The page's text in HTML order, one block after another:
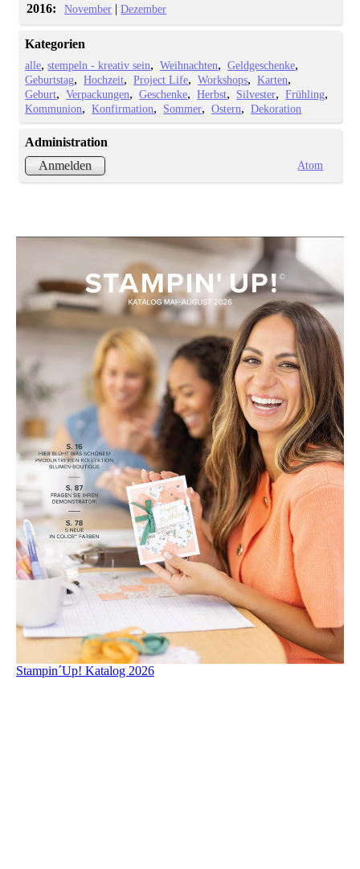
2016: November |Dezember
Kategorien
alle stempeln - kreativ sein Weihnachten
Geldgeschenke
Geburtstag
Hochzeit Project Life Workshops
Karten
Geburt
Verpackungen Geschenke Herbst Silvester
Frühling
Kommunion
Konfirmation Sommer Ostern Dekoration
Administration
Anmelden
Atom
Stampin´Up! Katalog 2026